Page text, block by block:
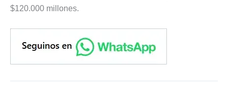
$120.000 millones.